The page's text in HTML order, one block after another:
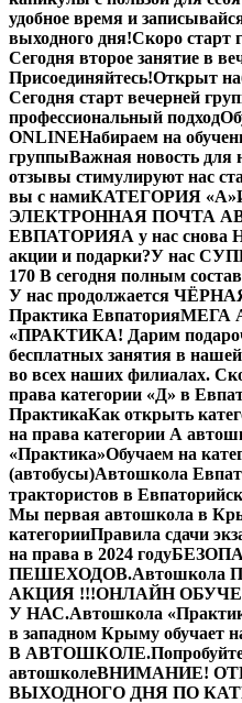
удобное время и
выходного дня!Скоро старт
Сегодня второе занятие в
Присоединяйтесь!Открыт
Сегодня старт вечерней
профессиональный подход
ONLINEНабираем на
группыВажная новость для
отзывы стимулируют нас
вы с намиКАТЕГОРИЯ «А»
ЭЛЕКТРОННАЯ ПОЧТА
ЕВПАТОРИЯА у нас
акции и подарки?У нас
170 В сегодня полным
У нас продолжается
Практика ЕвпаторияМЕГА
«ПРАКТИКА! Дарим
бесплатных занятия в
во всех наших филиалах.
права категории «Д» в
ПрактикаКак открыть
на права категории A
«Практика»Обучаем на
(автобусы)Автошкола
трактористов в
Мы первая автошкола в
категорииПравила сдачи
на права в 2024 году
ПЕШЕХОДОВ.Автошкола
АКЦИЯ !!!ОНЛАЙН
У НАС.Автошкола
в западном Крыму обучает
В АВТОШКОЛЕ.
автошколеВНИМАНИЕ!
ВЫХОДНОГО ДНЯ ПО